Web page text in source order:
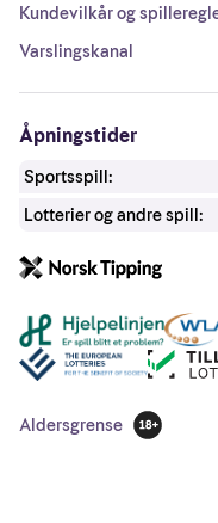
Kundevilkår og
Varslingskanal
Åpningstider
Sportsspill:
Lotterier og andre spill:
Andre lenker
Aldersgrense
18 år